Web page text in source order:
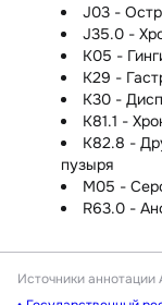
J03 -
J35.0 -
K05 -
K29 -
K30 -
K81.1 -
K82.8 -
пузыря
M05 -
R63.0 -
Источники аннотации